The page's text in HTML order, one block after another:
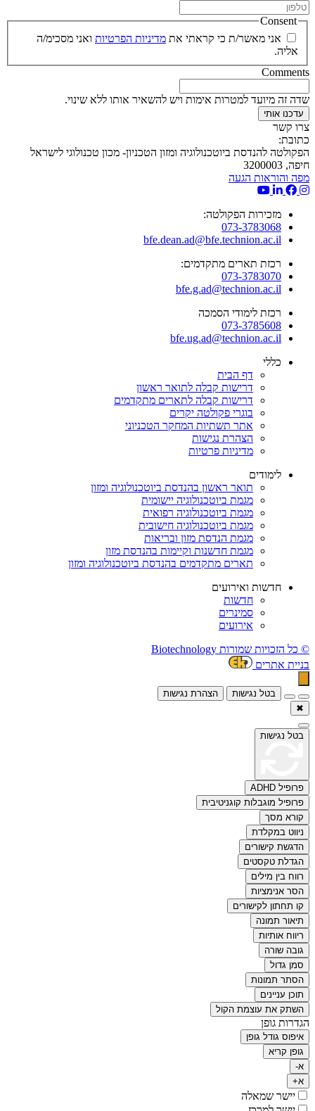
Consent
אני מאשר/ת כי קראתי את
מדיניות הפרטיות
ואני מסכימ/ה
אליה.
Comments
שדה זה מיועד למטרות אימות ויש להשאיר אותו ללא שינוי.
צרו קשר
כתובת:
הפקולטה להנדסת ביוטכנולוגיה ומזון הטכניון- מכון טכנולוגי לישראל
חיפה, 3200003
מפה והוראות הגעה
מזכירות הפקולטה:
073-3783068
bfe.dean.ad@bfe.technion.ac.il
רכזת תארים מתקדמים:
073-3783070
bfe.g.ad@technion.ac.il
רכזת לימודי הסמכה
073-3785608
bfe.ug.ad@technion.ac.il
כללי
דף הבית
דרישות קבלה לתואר ראשון
דרישות קבלה לתארים מתקדמים
בוגרי פקולטה יקרים
אתר תשתיות המחקר הטכניוני
הצהרת נגישות
מדיניות פרטיות
לימודים
תואר ראשון בהנדסת ביוטכנולוגיה ומזון
מגמת ביוטכנולוגיה יישומית
מגמת ביוטכנולוגיה רפואית
מגמת ביוטכנולוגיה חישובית
מגמת הנדסת מזון ובריאות
מגמת חדשנות וקיימות בהנדסת מזון
תארים מתקדמים בהנדסת ביוטכנולוגיה ומזון
חדשות ואירועים
חדשות
סמינרים
אירועים
© כל הזכויות שמורות Biotechnology
בניית אתרים
בטל נגישות
הצהרת נגישות
✖
בטל נגישות
פרופיל ADHD
פרופיל מוגבלות קוגניטיבית
קורא מסך
ניווט במקלדת
הדגשת קישורים
הגדלת טקסטים
רווח בין מילים
הסר אנימציות
קו תחתון לקישורים
תיאור תמונה
ריווח אותיות
גובה שורה
סמן גדול
הסתר תמונות
תוכן עניינים
השתק את עוצמת הקול
הגדרות גופן
איפוס גודל גופן
גופן קריא
א-
א+
יישר שמאלה